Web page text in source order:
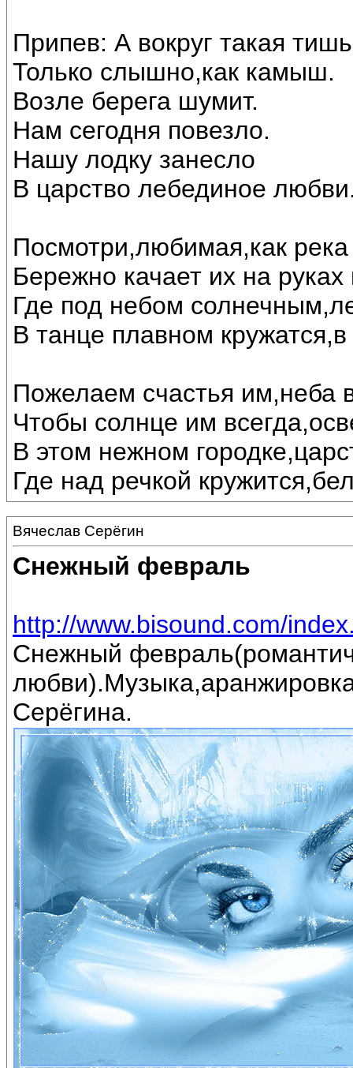
Припев: А вокруг такая
Только слышно,как камыш.
Возле берега шумит.
Нам сегодня повезло.
Нашу лодку занесло
В царство лебединое
Посмотри,любимая,как река
Бережно качает их на
Где под небом
В танце плавном
Пожелаем счастья им,неба
Чтобы солнце им
В этом нежном
Где над речкой
Вячеслав Серёгин
Снежный февраль
http://www.bisound.com/
Снежный
Серёгина.